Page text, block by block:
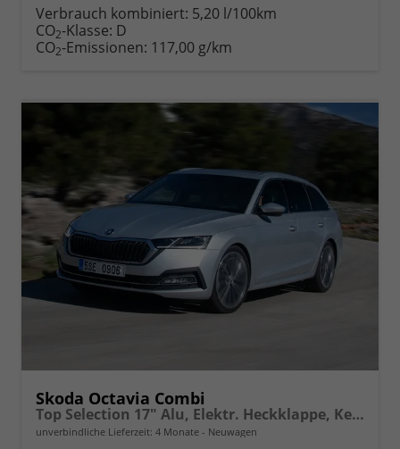
anfordern
Datei,
Verbrauch kombiniert: 5,20 l/100km
CO2-Klasse: D
CO2-Emissionen: 117,00 g/km
Skoda Octavia Combi
Top Selection 17" Alu, Elektr. Heckklappe, Kessy+Alarm, Beheizte Frontscheibe, Winterpaket, SunSet, Climatronic, LED-Scheinwerfer, Parksensoren vorn/hinten, Rückfahrkamera, Radio 10" + Wireless Smartlink, ACC uvm.
unverbindliche Lieferzeit: 4 Monate Neuwagen